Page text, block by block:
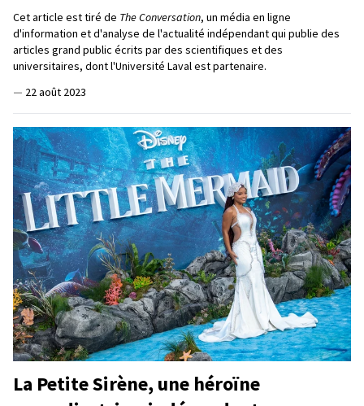
Cet article est tiré de The Conversation, un média en ligne
d'information et d'analyse de l'actualité indépendant qui publie des
articles grand public écrits par des scientifiques et des
universitaires, dont l'Université Laval est partenaire.
— 22 août 2023
La Petite Sirène, une héroïne